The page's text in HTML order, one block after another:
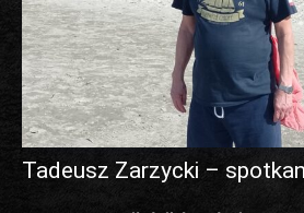
Tadeusz Zarzycki –